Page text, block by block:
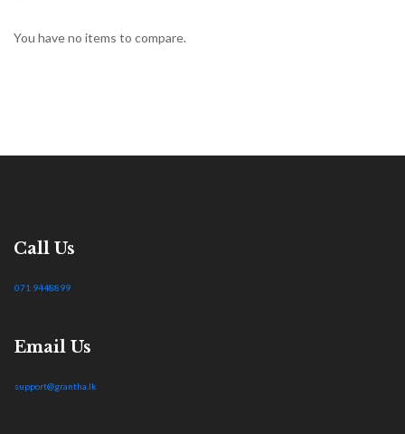
You have no items to compare.
Call Us
071 9448899
Email Us
support@grantha.lk